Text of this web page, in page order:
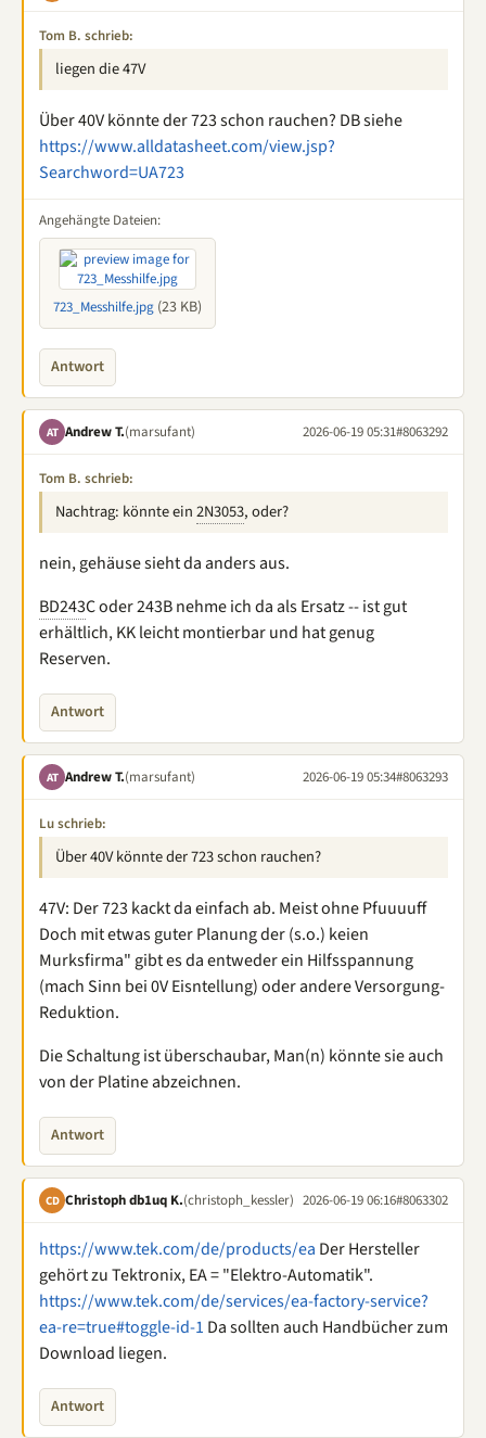
Tom B. schrieb:
liegen die 47V
Über 40V könnte der 723 schon rauchen? DB siehe
https://www.alldatasheet.com/view.jsp?
Searchword=UA723
Angehängte Dateien:
723_Messhilfe.jpg (23 KB)
Antwort
AT Andrew T.(marsufant) 2026-06-19 05:31#8063292
Tom B. schrieb:
Nachtrag: könnte ein2N3053, oder?
nein, gehäuse sieht da anders aus.
BD243C oder 243B nehme ich da als Ersatz -- ist gut
erhältlich, KK leicht montierbar und hat genug
Reserven.
Antwort
AT Andrew T.(marsufant) 2026-06-19 05:34#8063293
Lu schrieb:
Über 40V könnte der 723 schon rauchen?
47V: Der 723 kackt da einfach ab. Meist ohne Pfuuuuff
Doch mit etwas guter Planung der (s.o.) keien
Murksfirma" gibt es da entweder ein Hilfsspannung
(mach Sinn bei 0V Eisntellung) oder andere Versorgung-
Reduktion.
Die Schaltung ist überschaubar, Man(n) könnte sie auch
von der Platine abzeichnen.
Antwort
CD Christoph db1uq K.(christoph_kessler) 2026-06-19 06:16#8063302
https://www.tek.com/de/products/ea Der Hersteller
gehört zu Tektronix, EA = "Elektro-Automatik".
https://www.tek.com/de/services/ea-factory-service?
ea-re=true#toggle-id-1 Da sollten auch Handbücher zum
Download liegen.
Antwort